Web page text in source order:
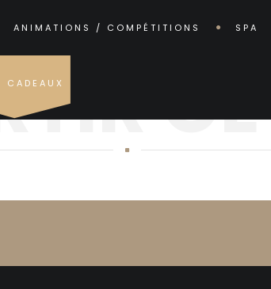
ANIMATIONS / COMPÉTITIONS SPA
CADEAUX
OÙ PARTIR CET ÉTÉ ?